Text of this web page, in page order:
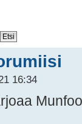
16:34